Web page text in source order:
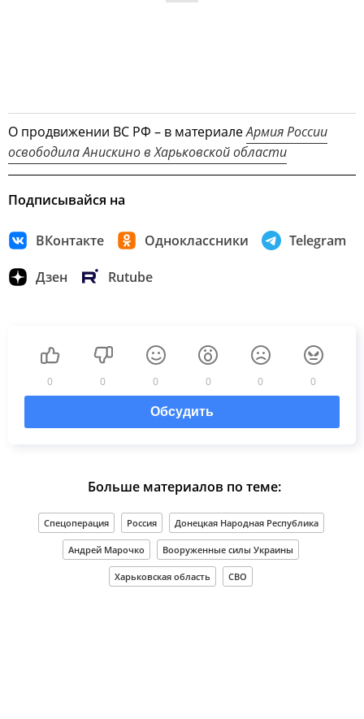
О продвижении ВС РФ – в материалеАрмия России
освободила Анискино в Харьковской области
Подписывайся на
ВКонтакте Одноклассники Telegram
Дзен Rutube
0 0 0 0 0 0
Обсудить
Больше материалов по теме:
Спецоперация Россия Донецкая Народная Республика
Андрей Марочко Вооруженные силы Украины
Харьковская область СВО